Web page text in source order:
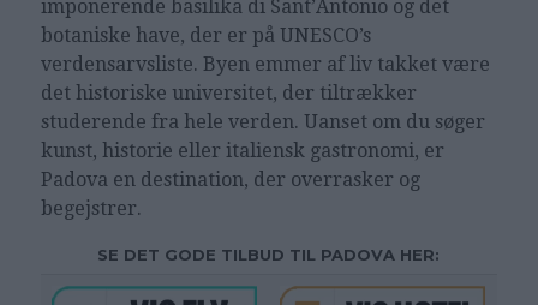
imponerende basilika di Sant’Antonio og det
botaniske have, der er på UNESCO’s
verdensarvsliste. Byen emmer af liv takket være
det historiske universitet, der tiltrækker
studerende fra hele verden. Uanset om du søger
kunst, historie eller italiensk gastronomi, er
Padova en destination, der overrasker og
begejstrer.
SE DET GODE TILBUD TIL PADOVA HER: